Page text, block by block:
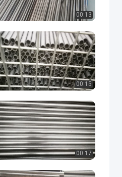
00:13
00:15
00:17